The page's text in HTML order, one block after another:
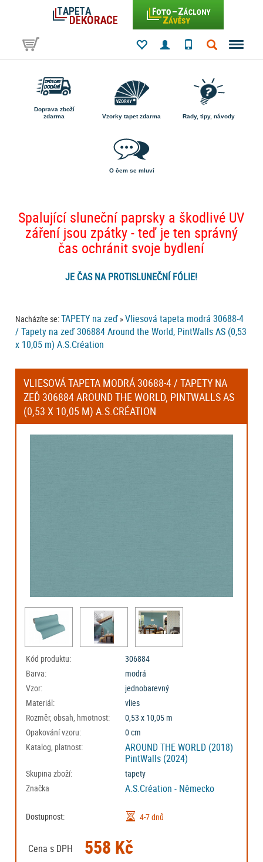
Doprava zboží
zdarma
Vzorky tapet zdarma Rady, tipy, návody
O čem se mluví
Spalující sluneční paprsky a škodlivé UV
záření jsou zpátky - teď je ten správný
čas ochránit svoje bydlení
JE ČAS NA PROTISLUNEČNÍ FÓLIE!
Nacházíte se:TAPETY na zeď »Vliesová tapeta modrá 30688-4
/ Tapety na zeď 306884 Around the World, PintWalls AS (0,53
x 10,05 m) A.S.Création
VLIESOVÁ TAPETA MODRÁ 30688-4 / TAPETY NA
ZEĎ 306884 AROUND THE WORLD, PINTWALLS AS
(0,53 X 10,05 M) A.S.CRÉATION
Kód produktu:
306884
Barva:
modrá
Vzor:
jednobarevný
Materiál:
vlies
Rozměr, obsah, hmotnost:
0,53 x 10,05 m
Opakování vzoru:
0 cm
Katalog, platnost:
AROUND THE WORLD (2018)
PintWalls (2024)
Skupina zboží:
tapety
Značka
A.S.Création - Německo
Dostupnost: 4-7 dnů
Cena s DPH 558 Kč